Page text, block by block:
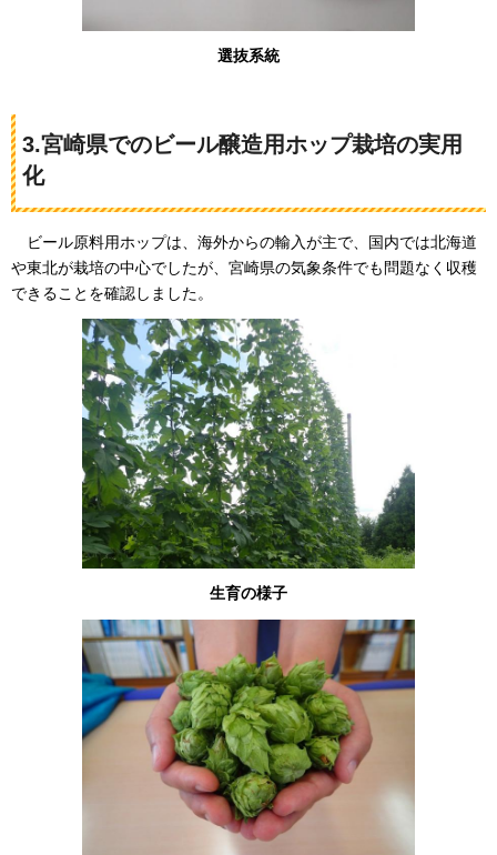
選抜系統
3.宮崎県でのビール醸造用ホップ栽培の実用
化
ビール原料用ホップは、海外からの輸入が主で、国内では北海道
や東北が栽培の中心でしたが、宮崎県の気象条件でも問題なく収穫
できることを確認しました。
生育の様子